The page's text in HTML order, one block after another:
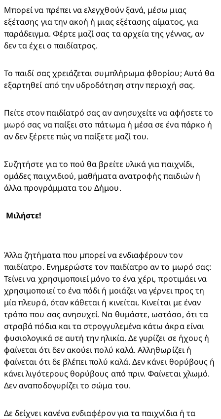
Μπορεί να πρέπει να ελεγχθούν ξανά, μέσω μιας
εξέτασης για την ακοή ή μιας εξέτασης αίματος, για
παράδειγμα. Φέρτε μαζί σας τα αρχεία της γέννας, αν
δεν τα έχει ο παιδίατρος.
Το παιδί σας χρειάζεται συμπλήρωμα φθορίου; Αυτό θα
εξαρτηθεί από την υδροδότηση στην περιοχή σας.
Πείτε στον παιδίατρό σας αν ανησυχείτε να αφήσετε το
μωρό σας να παίξει στο πάτωμα ή μέσα σε ένα πάρκο ή
αν δεν ξέρετε πώς να παίξετε μαζί του.
Συζητήστε για το πού θα βρείτε υλικά για παιχνίδι,
ομάδες παιχνιδιού, μαθήματα ανατροφής παιδιών ή
άλλα προγράμματα του Δήμου.
Άλλα ζητήματα που μπορεί να ενδιαφέρουν τον
παιδίατρο. Ενημερώστε τον παιδίατρο αν το μωρό σας:
Τείνει να χρησιμοποιεί μόνο το ένα χέρι, προτιμάει να
χρησιμοποιεί το ένα πόδι ή μοιάζει να γέρνει προς τη
μία πλευρά, όταν κάθεται ή κινείται. Κινείται με έναν
τρόπο που σας ανησυχεί. Να θυμάστε, ωστόσο, ότι τα
στραβά πόδια και τα στρογγυλεμένα κάτω άκρα είναι
φυσιολογικά σε αυτή την ηλικία. Δε γυρίζει σε ήχους ή
φαίνεται ότι δεν ακούει πολύ καλά. Αλληθωρίζει ή
φαίνεται ότι δε βλέπει πολύ καλά. Δεν κάνει θορύβους ή
κάνει λιγότερους θορύβους από πριν. Φαίνεται χλωμό.
Δεν αναποδογυρίζει το σώμα του.
Δε δείχνει κανένα ενδιαφέρον για τα παιχνίδια ή τα